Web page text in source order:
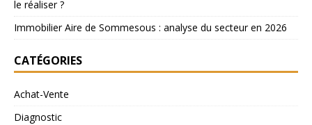
le réaliser ?
Immobilier Aire de Sommesous : analyse du secteur en 2026
CATÉGORIES
Achat-Vente
Diagnostic